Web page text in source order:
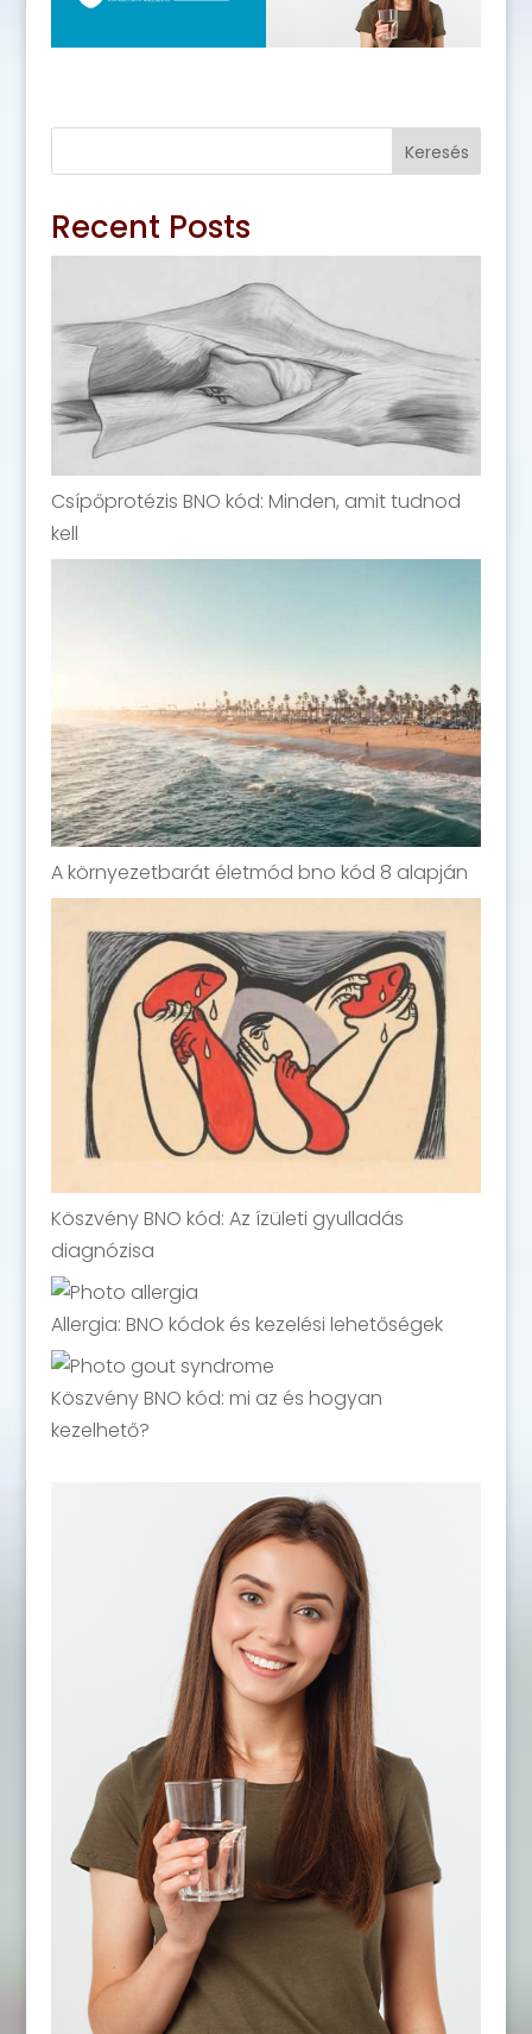
Keresés
Recent Posts
Csípőprotézis BNO kód: Minden, amit tudnod
kell
A környezetbarát életmód bno kód 8 alapján
Köszvény BNO kód: Az ízületi gyulladás
diagnózisa
Allergia: BNO kódok és kezelési lehetőségek
Köszvény BNO kód: mi az és hogyan
kezelhető?